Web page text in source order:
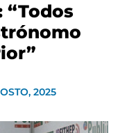
“Todos
2025